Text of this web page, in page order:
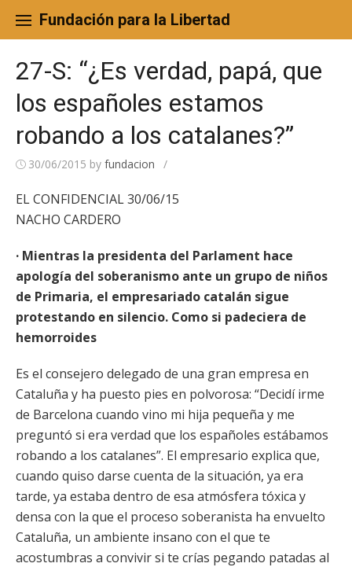
content
Fundación para la Libertad
27-S: “¿Es verdad, papá, que
los españoles estamos
robando a los catalanes?”
30/06/2015 by fundacion /
EL CONFIDENCIAL 30/06/15
NACHO CARDERO
· Mientras la presidenta del Parlament hace
apología del soberanismo ante un grupo de niños
de Primaria, el empresariado catalán sigue
protestando en silencio. Como si padeciera de
hemorroides
Es el consejero delegado de una gran empresa en
Cataluña y ha puesto pies en polvorosa: “Decidí irme
de Barcelona cuando vino mi hija pequeña y me
preguntó si era verdad que los españoles estábamos
robando a los catalanes”. El empresario explica que,
cuando quiso darse cuenta de la situación, ya era
tarde, ya estaba dentro de esa atmósfera tóxica y
densa con la que el proceso soberanista ha envuelto
Cataluña, un ambiente insano con el que te
acostumbras a convivir si te crías pegando patadas al